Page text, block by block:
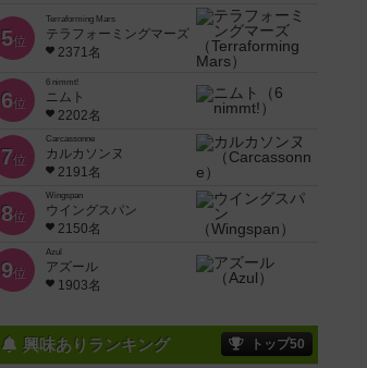
5位
Terraforming Mars
テラフォーミングマーズ
2371名
6位
6 nimmt!
ニムト
2202名
7位
Carcassonne
カルカソンヌ
2191名
8位
Wingspan
ウイングスパン
2150名
9位
Azul
アズール
1903名
興味ありランキング トップ50